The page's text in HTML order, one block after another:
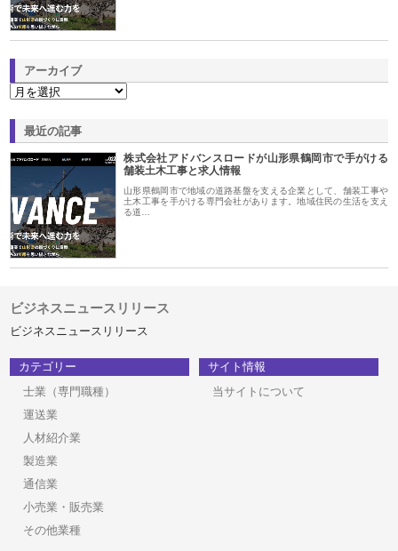
アーカイブ
最近の記事
株式会社アドバンスロードが山形県鶴岡市で手がける
舗装土木工事と求人情報
山形県鶴岡市で地域の道路基盤を支える企業として、舗装工事や
土木工事を手がける専門会社があります。地域住民の生活を支え
る道…
ビジネスニュースリリース
ビジネスニュースリリース
カテゴリー
士業（専門職種）
運送業
人材紹介業
製造業
通信業
小売業・販売業
その他業種
サイト情報
当サイトについて